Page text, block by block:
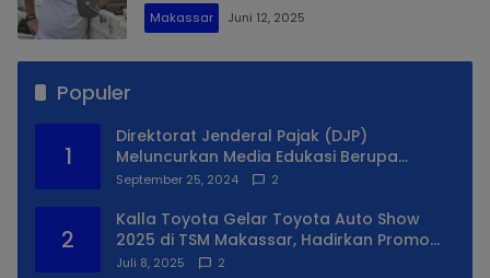
Makassar Juni 12, 2025
Populer
1
Direktorat Jenderal Pajak (DJP)
Meluncurkan Media Edukasi Berupa
Simulator Coretax
September 25, 2024 2
2
Kalla Toyota Gelar Toyota Auto Show
2025 di TSM Makassar, Hadirkan Promo
Spesial
Juli 8, 2025 2